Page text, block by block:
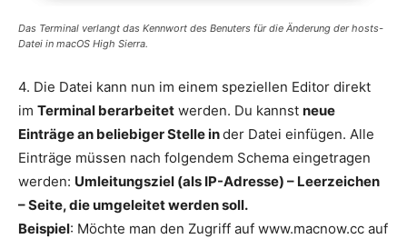
Das Terminal verlangt das Kennwort des Benuters für die Änderung der hosts-
Datei in macOS High Sierra.
4. Die Datei kann nun im einem speziellen Editor direkt
im Terminal berarbeitet werden. Du kannst neue
Einträge an beliebiger Stelle inder Datei einfügen. Alle
Einträge müssen nach folgendem Schema eingetragen
werden: Umleitungsziel (als IP-Adresse) – Leerzeichen
– Seite, die umgeleitet werden soll.
Beispiel: Möchte man den Zugriff auf www.macnow.cc auf